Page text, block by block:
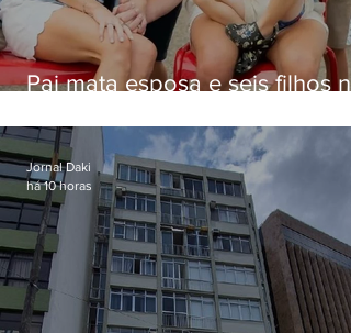
Pai mata esposa e seis filhos
Jornal Daki
há 10 horas